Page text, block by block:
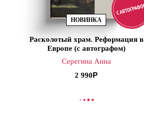
НОВИНКА
Расколотый храм. Реформация в
Европе (с автографом)
Серегина Анна
2 990
В КОРЗИНУ